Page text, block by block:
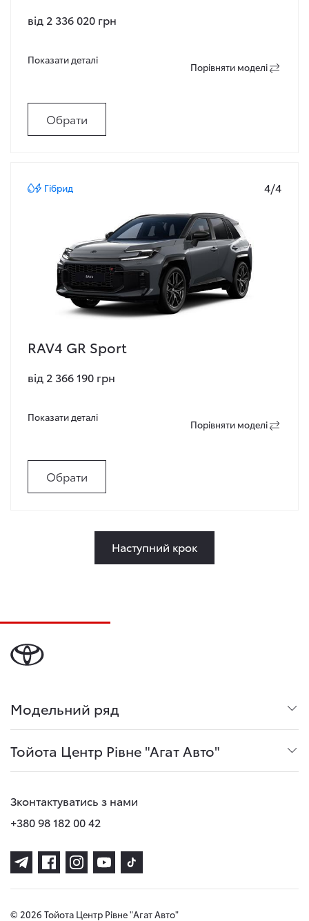
від 2 336 020 грн
Показати деталi
Порiвняти моделi
Обрати
Гібрид 4/4
RAV4 GR Sport
від 2 366 190 грн
Показати деталi
Порiвняти моделi
Обрати
Наступний крок
Модельний ряд
Тойота Центр Рівне "Агат Авто"
Зконтактуватись з нами
+380 98 182 00 42
© 2026 Тойота Центр Рівне "Агат Авто"